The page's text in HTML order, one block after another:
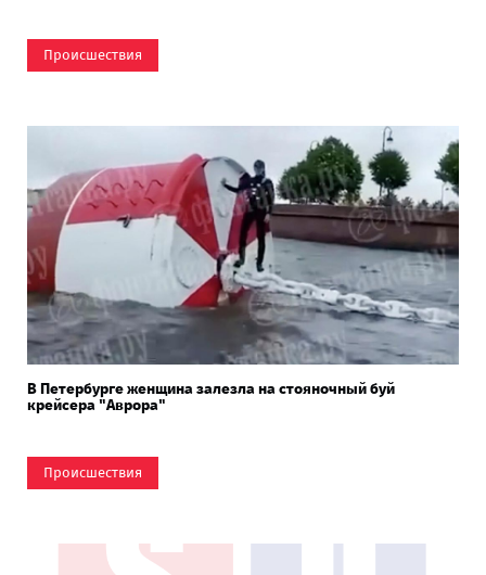
Происшествия
В Петербурге женщина залезла на стояночный буй
крейсера "Аврора"
Происшествия